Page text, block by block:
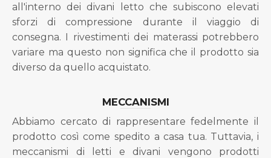
all'interno dei divani letto che subiscono elevati
sforzi di compressione durante il viaggio di
consegna. I rivestimenti dei materassi potrebbero
variare ma questo non significa che il prodotto sia
diverso da quello acquistato.
MECCANISMI
Abbiamo cercato di rappresentare fedelmente il
prodotto così come spedito a casa tua. Tuttavia, i
meccanismi di letti e divani vengono prodotti